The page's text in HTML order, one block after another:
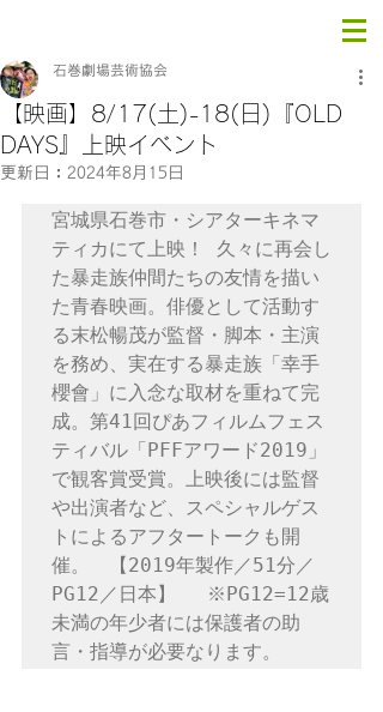
【映画】8/17(土)-18(日)『OLD
DAYS』上映イベント
石巻劇場芸術協会
更新日： 2024年8月15日
宮城県石巻市・シアターキネマ
ティカにて上映！ 久々に再会し
た暴走族仲間たちの友情を描い
た青春映画。俳優として活動す
る末松暢茂が監督・脚本・主演
を務め、実在する暴走族「幸手
櫻會」に入念な取材を重ねて完
成。第41回ぴあフィルムフェス
ティバル「PFFアワード2019」
で観客賞受賞。上映後には監督
や出演者など、スペシャルゲス
トによるアフタートークも開
催。　【2019年製作／51分／
PG12／日本】　 ※PG12=12歳
未満の年少者には保護者の助
言・指導が必要なります。